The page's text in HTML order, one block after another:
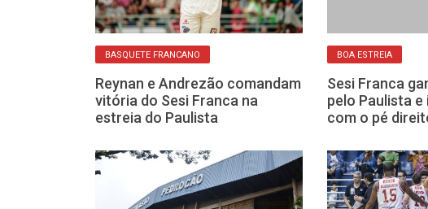
BASQUETE FRANCANO
Reynan e Andrezão comandam
vitória do Sesi Franca na
estreia do Paulista
BOA ESTREIA
Sesi Franca
pelo Paulista
com o pé